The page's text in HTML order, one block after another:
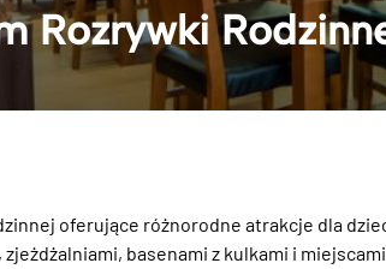
Rozrywki
oferujące różnorodne atrakcje dla
basenami z kulkami i